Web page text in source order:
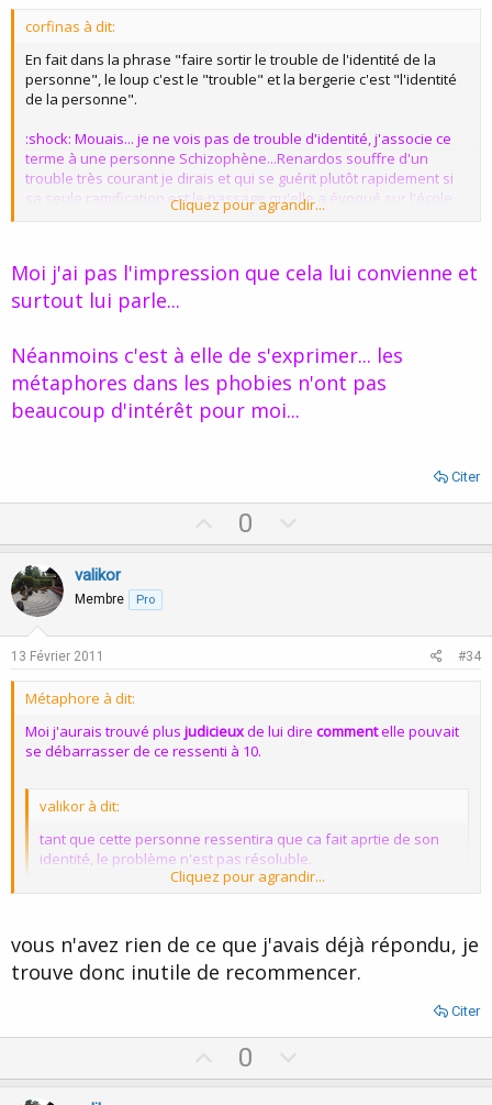
corfinas à dit:
En fait dans la phrase "faire sortir le trouble de l'identité de la
personne", le loup c'est le "trouble" et la bergerie c'est "l'identité
de la personne".
:shock: Mouais... je ne vois pas de trouble d'identité, j'associe ce
terme à une personne Schizophène...Renardos souffre d'un
trouble très courant je dirais et qui se guérit plutôt rapidement si
sa seule ramification est le passage qu'elle a évoqué sur l'école
marche à pied qui me parait être un premier pas , si je puis dire. Et
puis je travaillerai sans doute aussi sur une plus grande
connexion avec les émotions par des techniques de relaxation si
a+
Cliquez pour agrandir...
Moi j'ai pas l'impression que cela lui convienne et
surtout lui parle...
Néanmoins c'est à elle de s'exprimer... les
métaphores dans les phobies n'ont pas
beaucoup d'intérêt pour moi...
Citer
p
t
0
o
v
valikor
Membre Pro
13 Février 2011 #34
Métaphore à dit:
Moi j'aurais trouvé plus judicieuxde lui dire commentelle pouvait
se débarrasser de ce ressenti à 10.
valikor à dit:
tant que cette personne ressentira que ca fait aprtie de son
identité, le problème n'est pas résoluble.
Cliquez pour agrandir...
phobiques ressentent que ce trouble fait partie d'eux, donc y a
pas de solutions pour eux ?... :shock:
rencontrez ce type de cas ?... et en plus avec une personne qui ne
Cliquez pour agrandir...
vous n'avez rien de ce que j'avais déjà répondu, je
trouve donc inutile de recommencer.
Citer
p
0
o